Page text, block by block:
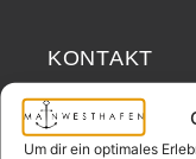
Um dir ein optimales
KONTAKT